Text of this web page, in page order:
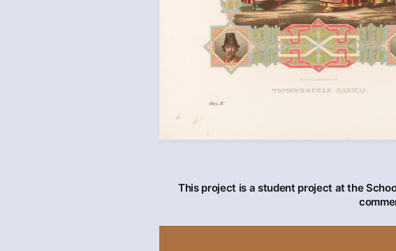
This project is a student project at the